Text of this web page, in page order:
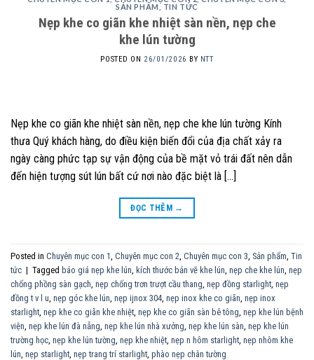
SẢN PHẨM
TIN TỨC
Nẹp khe co giãn khe nhiệt sàn nền, nẹp che
khe lún tường
POSTED ON 26/01/2026 BY NTT
Nẹp khe co giãn khe nhiệt sàn nền, nẹp che khe lún tường Kính
thưa Quý khách hàng, do điều kiện biến đổi của địa chất xảy ra
ngày càng phức tạp sự vận động của bề mặt vỏ trái đất nên dẫn
đến hiện tượng sút lún bất cứ nơi nào đặc biệt là […]
ĐỌC THÊM →
Posted in Chuyên mục con 1 Chuyên mục con 2 Chuyên mục con 3 Sản phẩm Tin
tức | Tagged báo giá nẹp khe lún kích thước bản vẽ khe lún nẹp che khe lún nẹp
chống phồng sàn gạch nẹp chống trơn trượt cầu thang nẹp đồng starlight nẹp
đồng t v l u nẹp góc khe lún nẹp ijnox 304 nẹp inox khe co giãn nẹp inox
starlight nẹp khe co giãn khe nhiệt nẹp khe co giãn sàn bê tông nẹp khe lún bệnh
viện nẹp khe lún đà nẵng nẹp khe lún nhà xưởng nẹp khe lún sàn nẹp khe lún
trường học nẹp khe lún tường nẹp khe nhiệt nẹp n hôm starlight nẹp nhôm khe
lún nẹp starlight nẹp trang trí starlight phào nẹp chân tường